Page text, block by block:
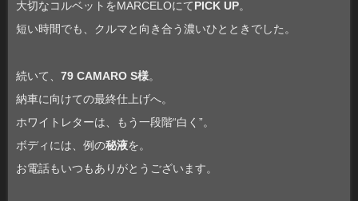
大切なコルベットをMARCELOにてPICK UP。
短い時間でも、クルマと向き合う濃いひとときでした。
続いて、 79 CAMARO S様。
納車に向けての最終仕上げへ。
ホワイトレターは、もう一段階“白く”。
ボディには、例の秘液を。
お電話もいつもありがとうございます。